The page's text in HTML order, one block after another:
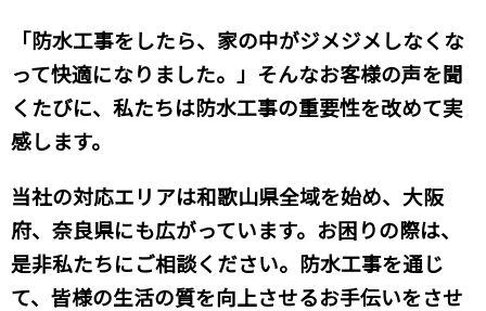
「防水工事をしたら、家の中がジメジメしなくな
って快適になりました。」そんなお客様の声を聞
くたびに、私たちは防水工事の重要性を改めて実
感します。
当社の対応エリアは和歌山県全域を始め、大阪
府、奈良県にも広がっています。お困りの際は、
是非私たちにご相談ください。防水工事を通じ
て、皆様の生活の質を向上させるお手伝いをさせ